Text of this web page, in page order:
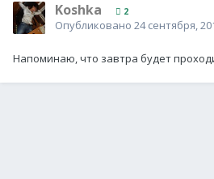
Koshka 2
Опубликовано 24 сентября,
Напоминаю, что завтра будет